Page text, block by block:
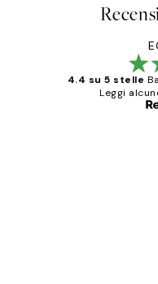
4.4 su 5 stelle
Leggi